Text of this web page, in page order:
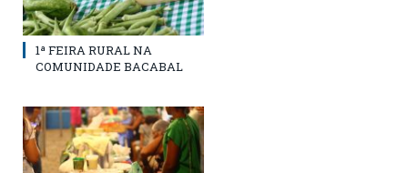
1ª FEIRA RURAL NA
COMUNIDADE BACABAL